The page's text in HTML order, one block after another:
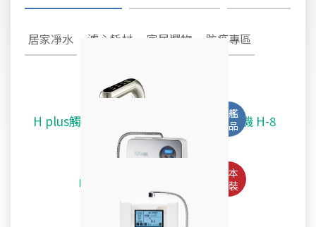
居家凈水 濾心耗材 家居選物 防疫專區
H plus觸控廚下型-鹼性離子水雙溫飲水機 H-8
鹼性離子水生成器TYH-71GS
SPACO 觸控櫥下型-氣泡水冰溫熱飲水機 X-3
Pro
SPACO 觸控櫥下型-雙溫飲水機 P-3 Pro
淨水御守 - 安心生飲淨水器 OMAMORI - 2SF
淨水御守-全效能生飲淨水器 OMAMORI-2PF
不鏽鋼全戶式除氯系統 TYS-200
TW-308及TW-H1專用主體濾心TA-1100
TW-508專用主體濾心TA-1200
鹼性離子水超酸水生成器TYH-202